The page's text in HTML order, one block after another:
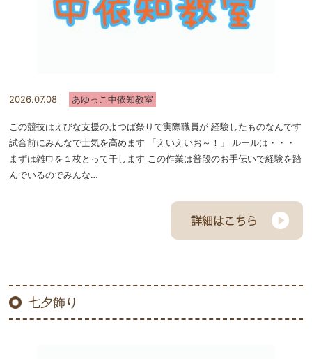
2026.07.08 あゆっこ中依知教室
この競技はえびな支援のよつば祭りで実際職員が 経験したものなんです
試合前にみんなで士気を高めます 「えいえいお～！」 ルールは・・・
まずは雑巾を１枚とって干します この作業は普段のお手伝いで経験を踏
んでいるのでみんな…
七夕飾り